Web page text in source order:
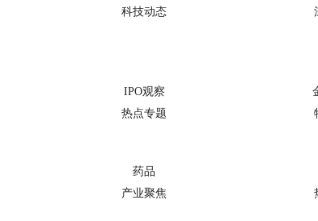
科技动态
IPO观察
热点专题
药品
产业聚焦